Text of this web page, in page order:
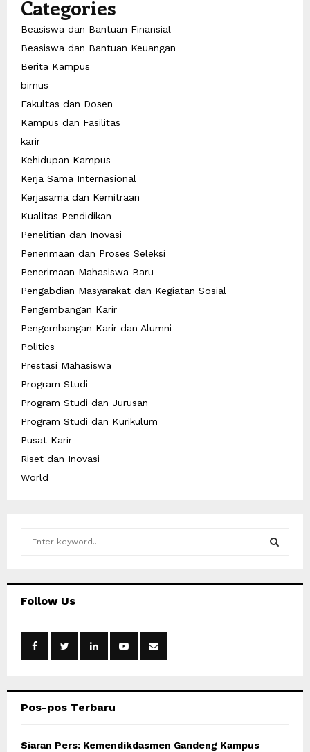
Categories
Beasiswa dan Bantuan Finansial
Beasiswa dan Bantuan Keuangan
Berita Kampus
bimus
Fakultas dan Dosen
Kampus dan Fasilitas
karir
Kehidupan Kampus
Kerja Sama Internasional
Kerjasama dan Kemitraan
Kualitas Pendidikan
Penelitian dan Inovasi
Penerimaan dan Proses Seleksi
Penerimaan Mahasiswa Baru
Pengabdian Masyarakat dan Kegiatan Sosial
Pengembangan Karir
Pengembangan Karir dan Alumni
Politics
Prestasi Mahasiswa
Program Studi
Program Studi dan Jurusan
Program Studi dan Kurikulum
Pusat Karir
Riset dan Inovasi
World
hFollow Us
Pos-pos Terbaru
Siaran Pers: Kemendikdasmen Gandeng Kampus